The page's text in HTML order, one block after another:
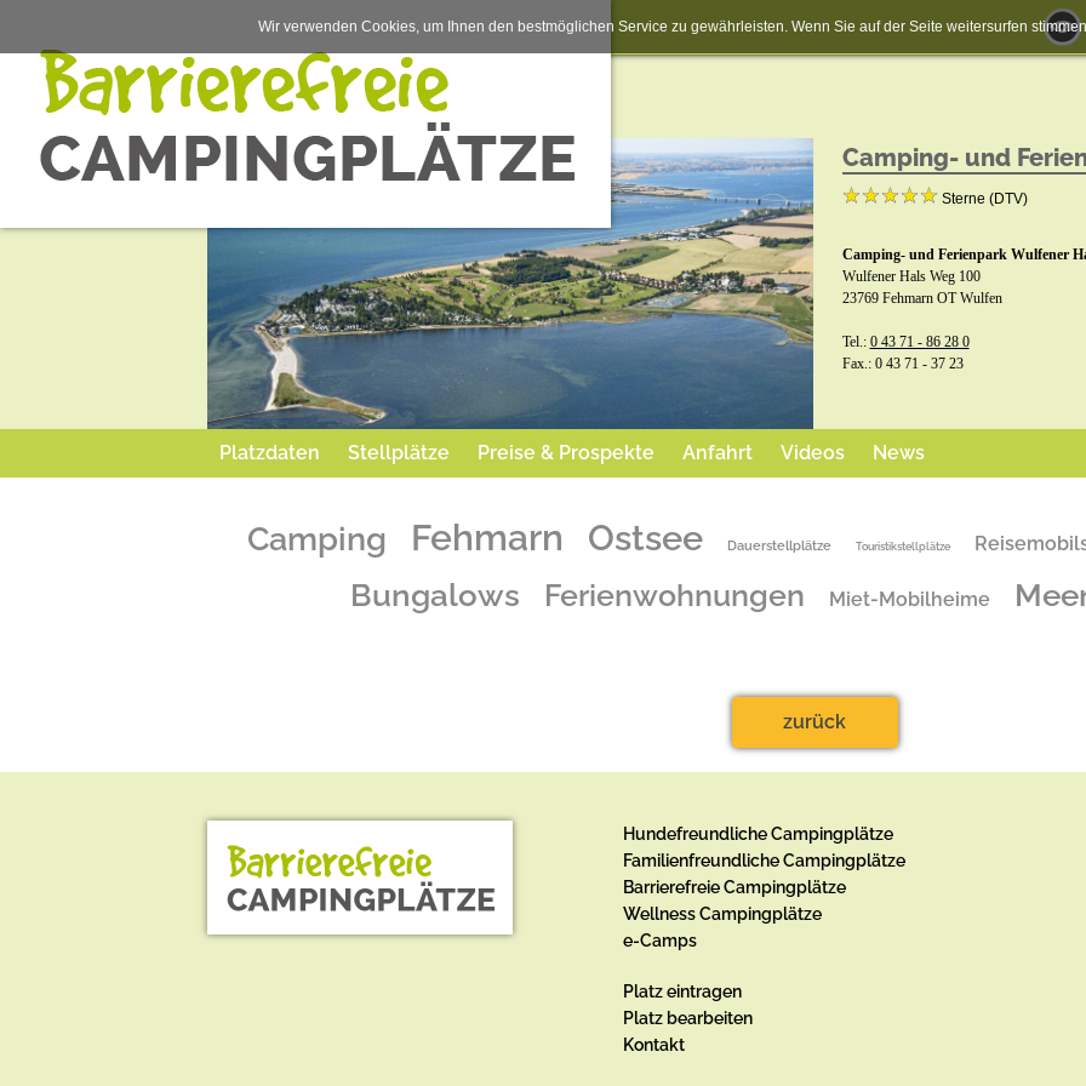
Camping- und
Sterne (DTV)
Camping- und Ferienpark Wulfener
Wulfener Hals Weg 100
23769 Fehmarn OT Wulfen
Tel.: 0 43 71 - 86 28 0
Fax.: 0 43 71 - 37 23
Buchungsformular:
Platzdaten Stellplätze Preise & Prospekte Anfahrt Videos News
Camping Fehmarn Ostsee Dauerstellplätze Touristikstellplätze
Bungalows Ferienwohnungen Miet-Mobilheime
zurück
Hundefreundliche Campingplätze
Familienfreundliche Campingplätze
Barrierefreie Campingplätze
Wellness Campingplätze
e-Camps
Platz eintragen
Platz bearbeiten
Kontakt
Wir verwenden Cookies, um Ihnen den bestmöglichen Service zu gewährleisten. Wenn Sie auf der Seite weitersurfen